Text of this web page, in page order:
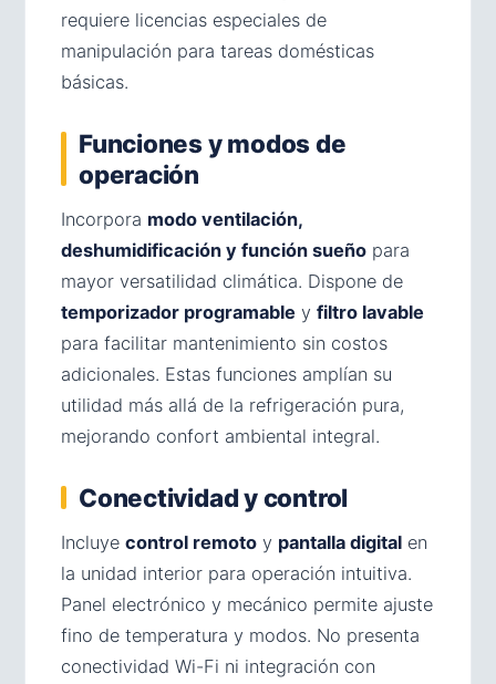
requiere licencias especiales de
manipulación para tareas domésticas
básicas.
Funciones y modos de
operación
Incorpora modo ventilación,
deshumidificación y función sueño para
mayor versatilidad climática. Dispone de
temporizador programable y filtro lavable
para facilitar mantenimiento sin costos
adicionales. Estas funciones amplían su
utilidad más allá de la refrigeración pura,
mejorando confort ambiental integral.
Conectividad y control
Incluye control remoto y pantalla digital en
la unidad interior para operación intuitiva.
Panel electrónico y mecánico permite ajuste
fino de temperatura y modos. No presenta
conectividad Wi-Fi ni integración con